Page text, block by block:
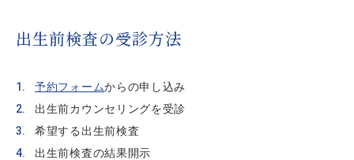
出生前検査の受診方法
予約フォームからの申し込み
出生前カウンセリングを受診
希望する出生前検査
出生前検査の結果開示